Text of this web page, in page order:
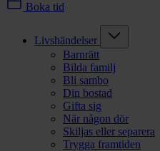
Boka tid
Livshändelser
Barnrätt
Bilda familj
Bli sambo
Din bostad
Gifta sig
När någon dör
Skiljas eller separera
Trygga framtiden